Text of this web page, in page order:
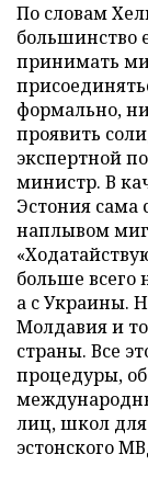
По словам
большинство
принимать
формально,
проявить
экспертной
министр. В
Эстония сама
наплывом
больше всего
а c Украины.
Молдавия и
страны. Все
процедуры,
лиц, школ для
эстонского